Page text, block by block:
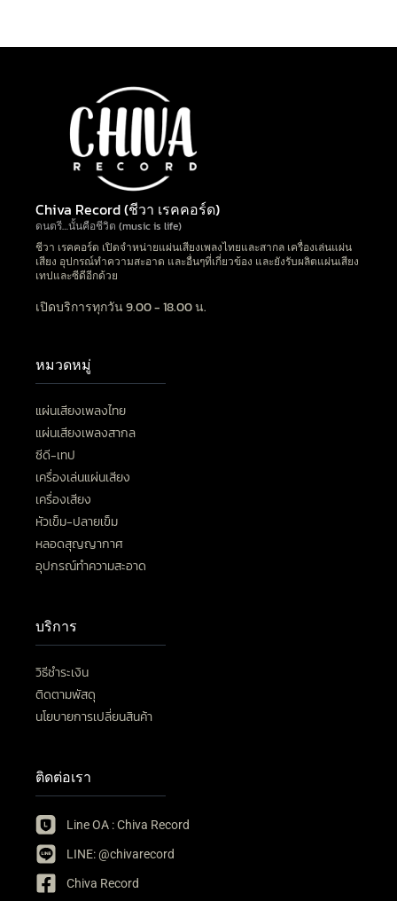
Chiva Record (ชีวา เรคคอร์ด)
ดนตรี…นั้นคือชีวิต (music is life)
ชีวา เรคคอร์ด เปิดจำหน่ายแผ่นเสียงเพลงไทยและสากล เครื่องเล่นแผ่น
เสียง อุปกรณ์ทำความสะอาด และอื่นๆที่เกี่ยวข้อง และยังรับผลิตแผ่นเสียง
เทปและซีดีอีกด้วย
เปิดบริการทุกวัน 9.00 - 18.00 น.
หมวดหมู่
แผ่นเสียงเพลงไทย
แผ่นเสียงเพลงสากล
ซีดี-เทป
เครื่องเล่นแผ่นเสียง
เครื่องเสียง
หัวเข็ม-ปลายเข็ม
หลอดสุญญากาศ
อุปกรณ์ทำความสะอาด
บริการ
วิธีชำระเงิน
ติดตามพัสดุ
นโยบายการเปลี่ยนสินค้า
ติดต่อเรา
Line OA : Chiva Record
LINE: @chivarecord
Chiva Record